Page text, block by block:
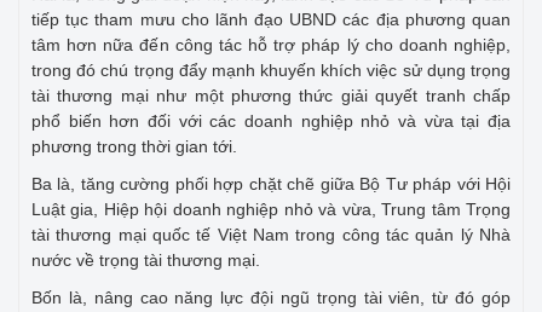
tiếp tục tham mưu cho lãnh đạo UBND các địa phương quan
tâm hơn nữa đến công tác hỗ trợ pháp lý cho doanh nghiệp,
trong đó chú trọng đẩy mạnh khuyến khích việc sử dụng trọng
tài thương mại như một phương thức giải quyết tranh chấp
phổ biến hơn đối với các doanh nghiệp nhỏ và vừa tại địa
phương trong thời gian tới.
Ba là, tăng cường phối hợp chặt chẽ giữa Bộ Tư pháp với Hội
Luật gia, Hiệp hội doanh nghiệp nhỏ và vừa, Trung tâm Trọng
tài thương mại quốc tế Việt Nam trong công tác quản lý Nhà
nước về trọng tài thương mại.
Bốn là, nâng cao năng lực đội ngũ trọng tài viên, từ đó góp